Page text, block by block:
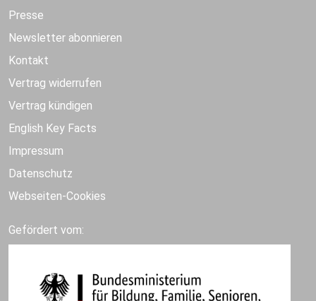
Presse
Newsletter abonnieren
Kontakt
Vertrag widerrufen
Vertrag kündigen
English Key Facts
Impressum
Datenschutz
Webseiten-Cookies
Gefördert vom: